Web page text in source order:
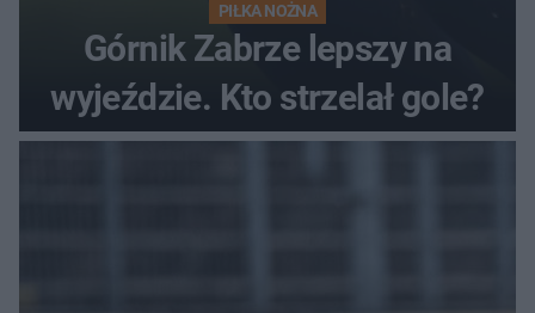
PIŁKA NOŻNA
Górnik Zabrze lepszy na
wyjeździe. Kto strzelał gole?